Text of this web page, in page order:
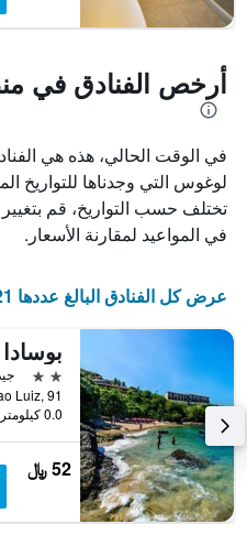
أرخص الفنادق في
في الوقت الحالي، هذه هي
لوغوس التي وجدناها للتواريخ
تختلف حسب التواريخ، قم بتغيير
في المواعيد لمقارنة الأسعار.
عرض كل الفنادق البالغ عددها 10,421
2 نجمتين
جيد
0.0 كيلومتر عن وسط المدينة
52 ﷼